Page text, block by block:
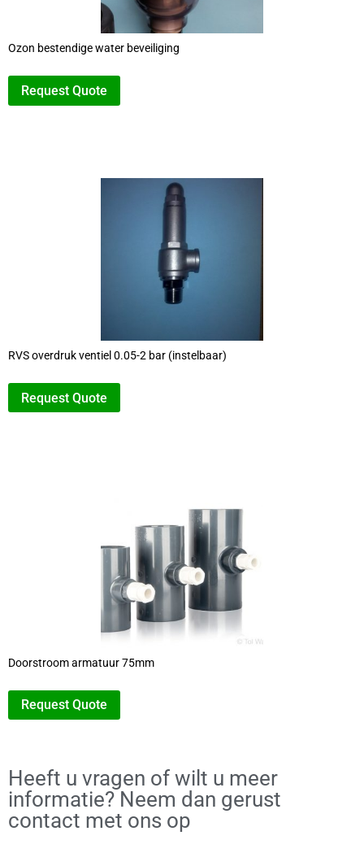
Ozon bestendige water beveiliging
Request Quote
RVS overdruk ventiel 0.05-2 bar (instelbaar)
Request Quote
Doorstroom armatuur 75mm
Request Quote
Heeft u vragen of wilt u meer
informatie? Neem dan gerust
contact met ons op